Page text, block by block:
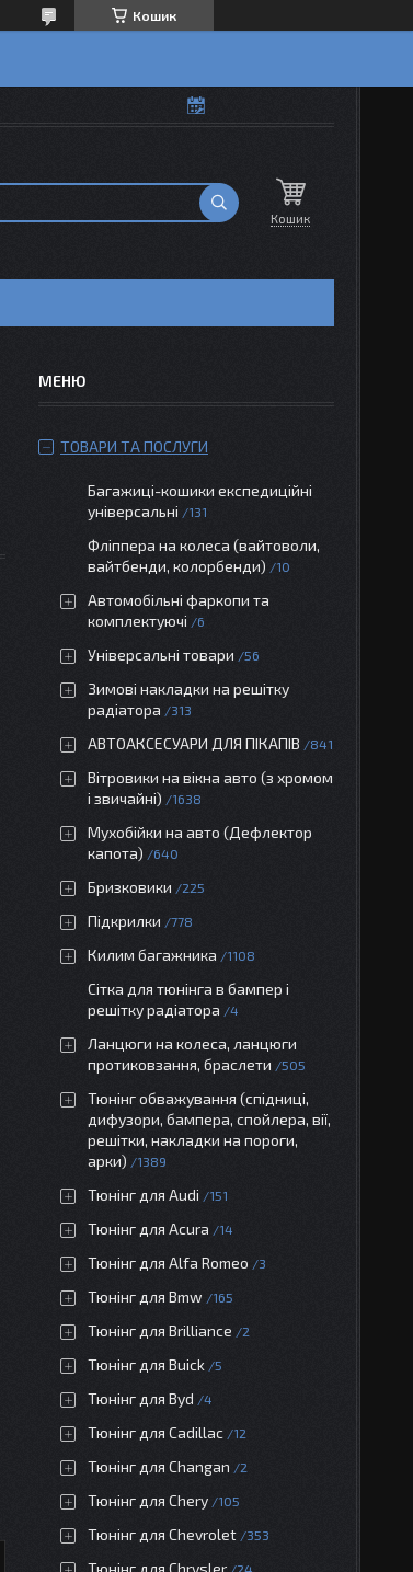
Кошик
Кошик
ТОВАРИ ТА ПОСЛУГИ
Багажиці-кошики експедиційні
універсальні
131
Фліппера на колеса (вайтоволи,
вайтбенди, колорбенди)
10
Автомобільні фаркопи та
комплектуючі
6
Універсальні товари 56
Зимові накладки на решітку
радіатора
313
АВТОАКСЕСУАРИ ДЛЯ ПІКАПІВ 841
Вітровики на вікна авто (з хромом
і звичайні)
1638
Мухобійки на авто (Дефлектор
капота)
640
Бризковики 225
Підкрилки 778
Килим багажника 1108
Сітка для тюнінга в бампер і
решітку радіатора
4
Ланцюги на колеса, ланцюги
протиковзання, браслети
505
Тюнінг обважування (спідниці,
дифузори, бампера, спойлера, вії,
решітки, накладки на пороги,
арки)
1389
Тюнінг для Audi 151
Тюнінг для Acura 14
Тюнінг для Alfa Romeo 3
Тюнінг для Bmw 165
Тюнінг для Brilliance 2
Тюнінг для Buick 5
Тюнінг для Byd 4
Тюнінг для Cadillac 12
Тюнінг для Changan 2
Тюнінг для Chery 105
Тюнінг для Chevrolet 353
Тюнінг для Chrysler 24